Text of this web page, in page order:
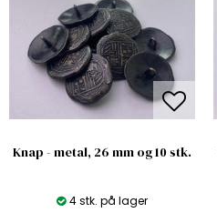
Knap - metal, 26 mm og 10 stk.
4 stk. på lager